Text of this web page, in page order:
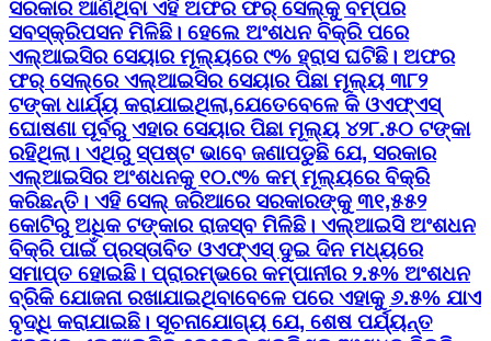
ସରକାର ଆଣିଥିବା ଏହି ଅଫର ଫର୍ ସେଲ୍‌କୁ ବମ୍ପର
ସବସ୍କ୍ରିପସନ ମିଳିଛି। ହେଲେ ଅଂଶଧନ ବିକ୍ରି ପରେ
ଏଲ୍‌ଆଇସିର ସେୟାର ମୂଲ୍ୟରେ ୯% ହ୍ରାସ ଘଟିଛି। ଅଫର
ଫର୍ ସେଲ୍‌ରେ ଏଲ୍‌ଆଇସିର ସେୟାର ପିଛା ମୂଲ୍ୟ ୩୮୨
ଟଙ୍କା ଧାର୍ଯ୍ୟ କରାଯାଇଥିଲା,ଯେତେବେଳେ କି ଓଏଫ୍‌ଏସ୍‌
ଘୋଷଣା ପୂର୍ବରୁ ଏହାର ସେୟାର ପିଛା ମୂଲ୍ୟ ୪୨୮.୫୦ ଟଙ୍କା
ରହିଥିଲା। ଏଥିରୁ ସ୍ପଷ୍ଟ ଭାବେ ଜଣାପଡୁଛି ଯେ, ସରକାର
ଏଲ୍‌ଆଇସିର ଅଂଶଧନକୁ ୧୦.୯% କମ୍‌ ମୂଲ୍ୟରେ ବିକ୍ରି
କରିଛନ୍ତି। ଏହି ସେଲ୍‌ ଜରିଆରେ ସରକାରଙ୍କୁ ୩୧,୫୫୨
କୋଟିରୁ ଅଧିକ ଟଙ୍କାର ରାଜସ୍ବ ମିଳିଛି। ଏଲ୍‌ଆଇସି ଅଂଶଧନ
ବିକ୍ରି ପାଇଁ ପ୍ରସ୍ତାବିତ ଓଏଫ୍‌ଏସ୍‌ ଦୁଇ ଦିନ ମଧ୍ୟରେ
ସମାପ୍ତ ହୋଇଛି। ପ୍ରାରମ୍ଭରେ କମ୍ପାନୀର ୨.୫% ଅଂଶଧନ
ବ୍ରିକି ଯୋଜନା ରଖାଯାଇଥିବାବେଳେ ପରେ ଏହାକୁ ୬.୫% ଯାଏ
ବୃଦ୍ଧି କରାଯାଇଛି। ସୂଚନାଯୋଗ୍ୟ ଯେ, ଶେଷ ପର୍ଯ୍ୟନ୍ତ